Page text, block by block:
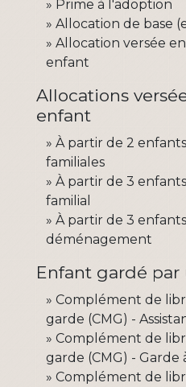
Prime à l'adoption
Allocation de base
Allocation versée
enfant
Allocations
enfant
À partir de 2
familiales
À partir de 3
familial
À partir de 3
déménagement
Enfant gardé par
Complément de
garde (CMG) -
Complément de
garde (CMG) - Garde
Complément de